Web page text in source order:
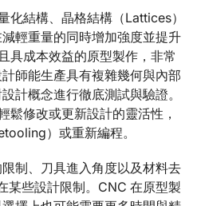
化結構、晶格結構（Lattices）
輕重量的同時增加強度並提升
具成本效益的原型製作，非常
師能生產具有複雜幾何與內部
計概念進行徹底測試與驗證。
鬆修改或更新設計的靈活性，
）或重新編程。
制、刀具進入角度以及材料去
某些設計限制。CNC 在原型製